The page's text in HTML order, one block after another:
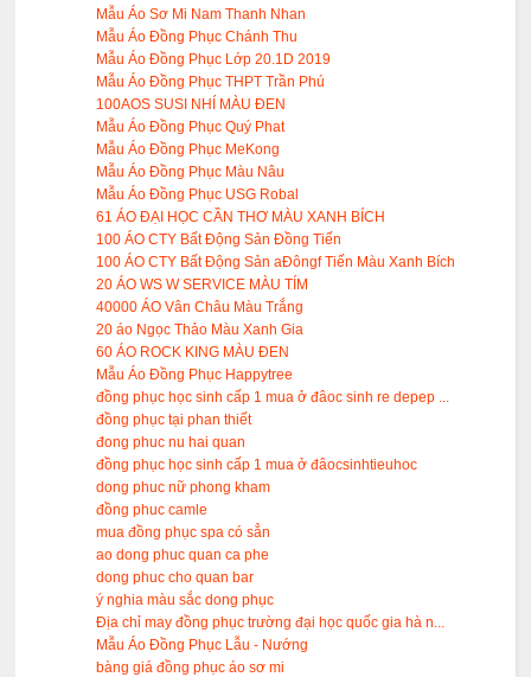
Mẫu Áo Sơ Mi Nam Thanh Nhan
Mẫu Áo Đồng Phục Chánh Thu
Mẫu Áo Đồng Phục Lớp 20.1D 2019
Mẫu Áo Đồng Phục THPT Trần Phú
100AOS SUSI NHÍ MÀU ĐEN
Mẫu Áo Đồng Phục Quý Phat
Mẫu Áo Đồng Phục MeKong
Mẫu Áo Đồng Phục Màu Nâu
Mẫu Áo Đồng Phục USG Robal
61 ÁO ĐẠI HỌC CẦN THƠ MÀU XANH BÍCH
100 ÁO CTY Bất Động Sản Đồng Tiến
100 ÁO CTY Bất Động Sản aĐôngf Tiến Màu Xanh Bích
20 ÁO WS W SERVICE MÀU TÍM
40000 ÁO Vân Châu Màu Trắng
20 áo Ngọc Thảo Màu Xanh Gia
60 ÁO ROCK KING MÀU ĐEN
Mẫu Áo Đồng Phục Happytree
đồng phục học sinh cấp 1 mua ở đâoc sinh re depep ...
đồng phục tại phan thiết
đong phuc nu hai quan
đồng phục học sinh cấp 1 mua ở đâocsinhtieuhoc
dong phuc nữ phong kham
đồng phuc camle
mua đồng phục spa có sẳn
ao dong phuc quan ca phe
dong phuc cho quan bar
ý nghia màu sắc dong phục
Địa chỉ may đồng phục trường đại học quốc gia hà n...
Mẫu Áo Đồng Phục Lẫu - Nướng
bàng giá đồng phục áo sơ mi